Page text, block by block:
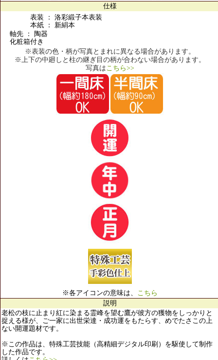
仕様
表装 ： 洛彩緞子本表装
本紙 ： 新絹本
軸先 ： 陶器
化粧箱付き
※表装の色・柄が写真とまれに異なる場合があります。
※上下の中廻しと柱の継ぎ目の柄が合わない場合があります。
写真はこちら>>
※各アイコンの意味は、 こちら
説明
老松の枝に止まり紅に染まる霊峰を望む鷹が彼方の獲物をしっかりと
捉える様が、ご一家に出世栄達・成功運をもたらす、めでたさこの上
ない開運題材です。
※この作品は、特殊工芸技能（高精細デジタル印刷）を駆使して制作
した作品です。